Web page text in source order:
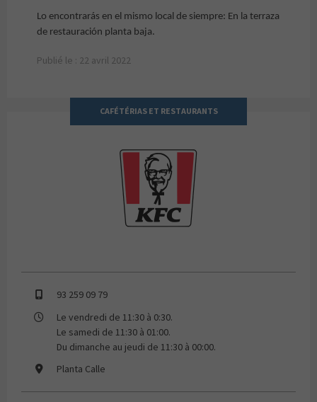
Lo encontrarás en el mismo local de siempre: En la terraza
de restauración planta baja.
Publié le : 22 avril 2022
CAFÉTÉRIAS ET RESTAURANTS
93 259 09 79
Le vendredi de 11:30 à 0:30.
Le samedi de 11:30 à 01:00.
Du dimanche au jeudi de 11:30 à 00:00.
Planta Calle